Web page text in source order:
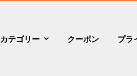
カテゴリー クーポン プラ